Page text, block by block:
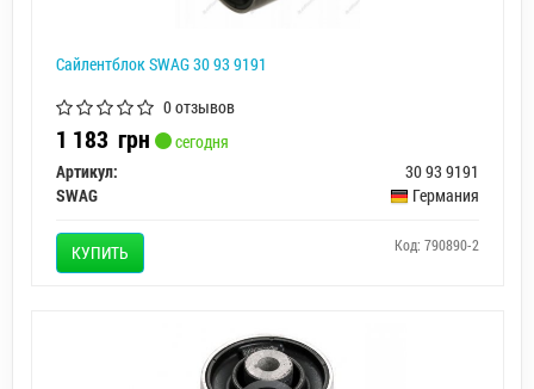
Сайлентблок SWAG 30 93 9191
0 отзывов
1 183 грн
сегодня
Артикул:
30 93 9191
SWAG
Германия
КУПИТЬ Код: 790890-2